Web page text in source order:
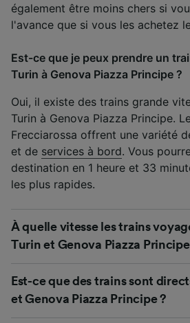
également être moins chers si
l'avance que si vous les achetez
Est-ce que je peux prendre un
Turin à Genova Piazza Principe ?
Oui, il existe des trains grande
Turin à Genova Piazza Principe.
Frecciarossa offrent une variété
et de services à bord. Vous
destination en 1 heure et 33
les plus rapides.
À quelle vitesse les trains
Turin et Genova Piazza
Est-ce que des trains sont
et Genova Piazza Principe ?